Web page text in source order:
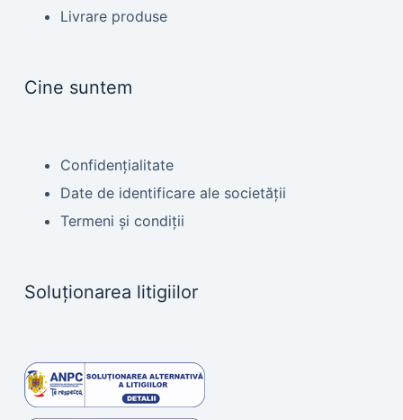
Livrare produse
Cine suntem
Confidențialitate
Date de identificare ale societății
Termeni și condiții
Soluționarea litigiilor